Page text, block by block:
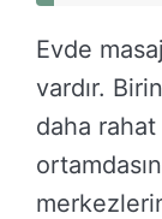
Evde
vardır.
daha